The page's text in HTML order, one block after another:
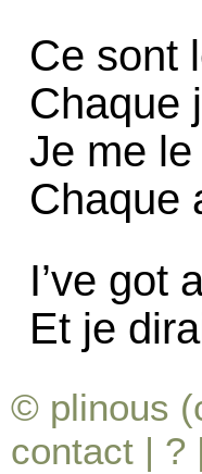
Ce sont
Chaque
Je me
Chaque
I’ve got
Et je
© plinous
contact | ? |